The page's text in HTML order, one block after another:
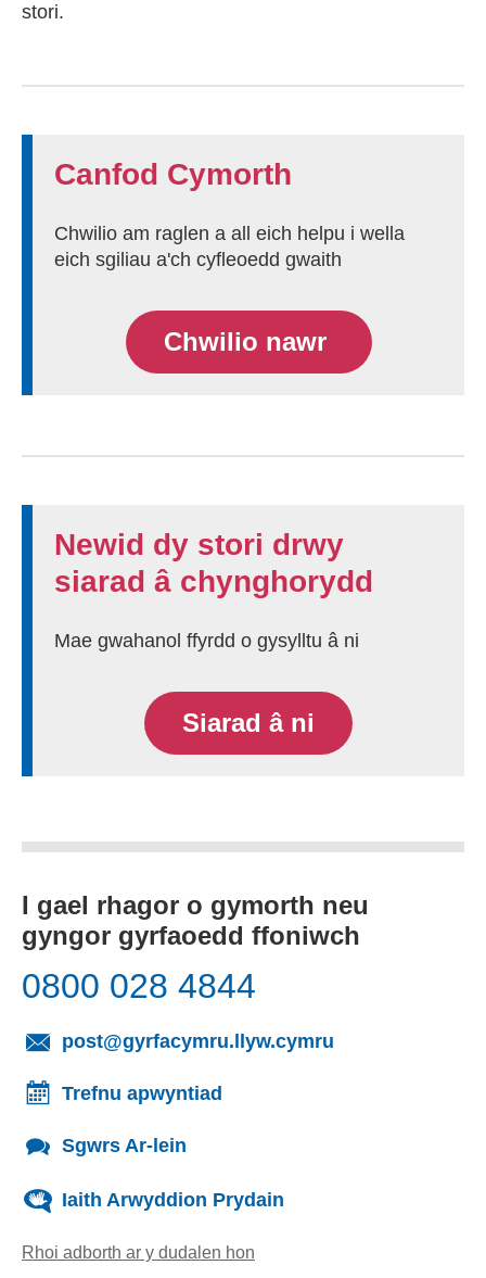
stori.
Canfod Cymorth
Chwilio am raglen a all eich helpu i wella
eich sgiliau a'ch cyfleoedd gwaith
Chwilio nawr
Newid dy stori drwy
siarad â chynghorydd
Mae gwahanol ffyrdd o gysylltu â ni
Siarad â ni
I gael rhagor o gymorth neu
gyngor gyrfaoedd ffoniwch
0800 028 4844
post@gyrfacymru.llyw.cymru
Trefnu apwyntiad
Sgwrs Ar-lein
Iaith Arwyddion Prydain
Rhoi adborth ar y dudalen hon